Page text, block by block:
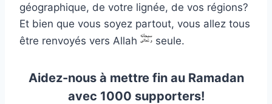
géographique, de votre lignée, de vos régions?
Et bien que vous soyez partout, vous allez tous
être renvoyés vers Allah
seule.
Aidez-nous à mettre fin au Ramadan
avec 1000 supporters!